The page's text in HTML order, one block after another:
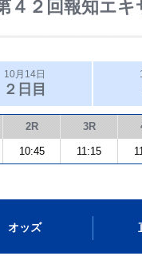
４２回報知エ
10月14日
２日目
2R 3R
10:45 11:15
オッズ